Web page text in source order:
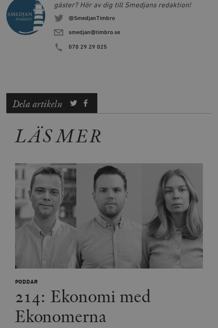
gäster? Hör av dig till Smedjans redaktion!
@SmedjanTimbro
smedjan@timbro.se
070 29 29 025
Dela artikeln
LÄS MER
PODDAR
214: Ekonomi med
Ekonomerna